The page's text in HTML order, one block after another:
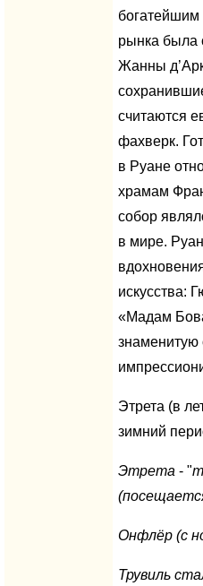
рынка была
Жанны
считаются
фахверк.
в Руане
храмам
собор
в мире.
искусства:
«Мадам
знаменитую
Этрета (в
зимний
Этрета - "
Онфлёр (с
Трувиль